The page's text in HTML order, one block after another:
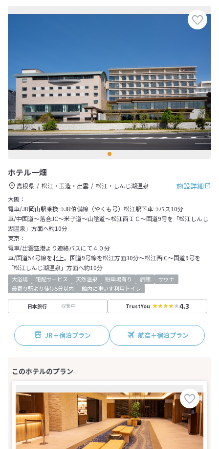
ホテル一畑
施設詳細
島根県 松江・玉造・出雲
松江・しんじ湖温泉
大阪：
電車/JR岡山駅乗換⇒JR伯備線（やくも号）松江駅下車⇒バス10分
車/中国道～落合JC～米子道～山陰道～松江西ＩＣ～国道9号を「松江しんじ
湖温泉」方面へ約10分
東京：
電車/出雲空港より連絡バスにて４０分
車/国道54号線を北上。国道9号線を松江方面30分～松江西IC～国道9号を
「松江しんじ湖温泉」方面へ約10分
大浴場 宅配サービス 天然温泉 駐車場有り 旅館
サウナ
最寄り駅より徒歩5分以内
館内に車いす利用トイレ
日本旅行 収集中 TrustYou 4.3
JR＋宿泊プラン 航空＋宿泊プラン